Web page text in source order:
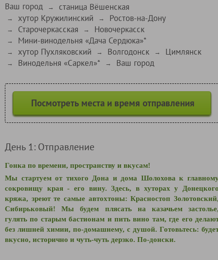
Ваш город → станица Вёшенская
→ хутор Кружилинский → Ростов-на-Дону
→ Старочеркасская → Новочеркасск
→ Мини-винодельня «Дача Сердюка»*
→ хутор Пухляковский → Волгодонск → Цимлянск
→ Винодельня «Саркел»* → Ваш город
Посмотреть места и время отправления
День 1: Отправление
Гонка по времени, пространству и вкусам!
Мы стартуем от тихого Дона и дома Шолохова к
сокровищу края - его вину. Здесь, в хуторах у
кряжа, зреют те самые автохтоны: Красностоп
Сибирьковый! Мы будем плясать на казачьем
гулять по старым бастионам и пить вино там, где его
без лишней химии, по-домашнему, с душой. Готовьтесь:
вкусно, исторично и чуть-чуть дерзко. По-донски.